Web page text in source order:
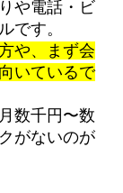
や電話・ビ
です。
や、まず会
いているで
数千円〜数
がないのが